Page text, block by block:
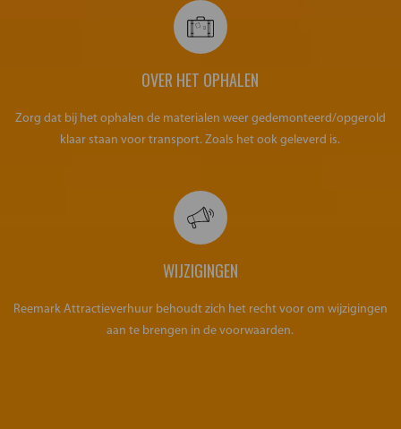
OVER HET OPHALEN
Zorg dat bij het ophalen de materialen weer gedemonteerd/opgerold
klaar staan voor transport. Zoals het ook geleverd is.
WIJZIGINGEN
Reemark Attractieverhuur behoudt zich het recht voor om wijzigingen
aan te brengen in de voorwaarden.